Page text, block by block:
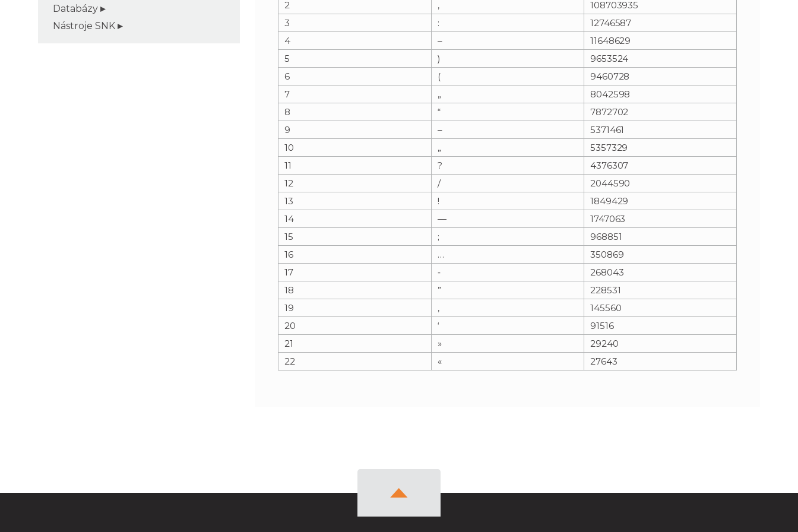
e
t
Databázy
Nástroje SNK
2
,
108703935
3
:
12746587
4
–
11648629
5
)
9653524
6
(
9460728
7
„
8042598
8
“
7872702
9
–
5371461
10
„
5357329
11
?
4376307
12
/
2044590
13
!
1849429
14
—
1747063
15
;
968851
16
…
350869
17
‐
268043
18
”
228531
19
‚
145560
20
‘
91516
21
»
29240
22
« 27643